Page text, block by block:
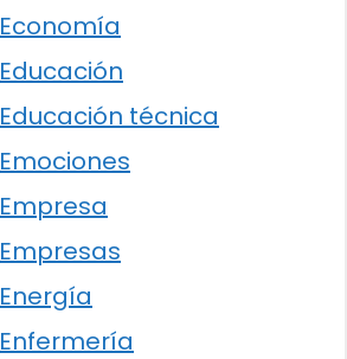
Economía
Educación
Educación técnica
Emociones
Empresa
Empresas
Energía
Enfermería